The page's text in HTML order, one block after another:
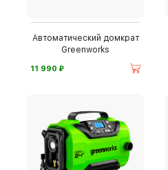
Автоматический домкрат
Greenworks
11 990 ⃏